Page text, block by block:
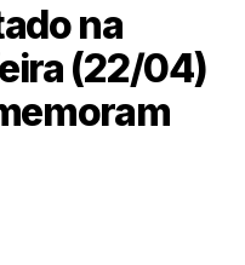
na
(22/04)